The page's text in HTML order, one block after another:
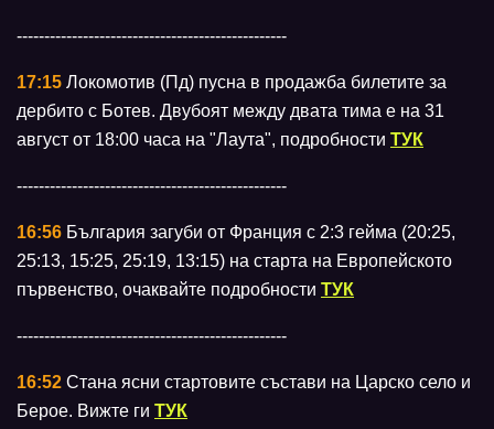
-------------------------------------------------
17:15 Локомотив (Пд) пусна в продажба билетите за
дербито с Ботев. Двубоят между двата тима е на 31
август от 18:00 часа на "Лаута", подробности ТУК
-------------------------------------------------
16:56 България загуби от Франция с 2:3 гейма (20:25,
25:13, 15:25, 25:19, 13:15) на старта на Европейското
първенство, очаквайте подробности ТУК
-------------------------------------------------
16:52 Стана ясни стартовите състави на Царско село и
Берое. Вижте ги ТУК